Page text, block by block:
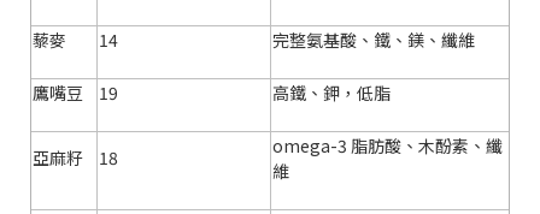
藜麥 14 完整氨基酸、鐵、鎂、纖維
鷹嘴豆 19 高鐵、鉀，低脂
亞麻籽 18 omega-3 脂肪酸、木酚素、纖
維